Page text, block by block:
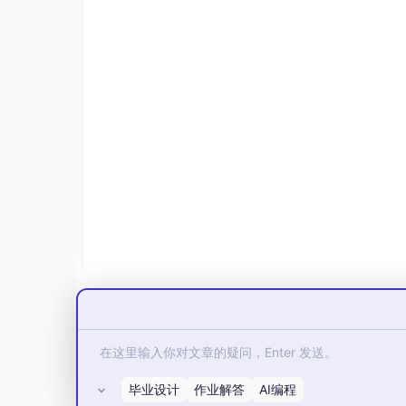
毕业设计 作业解答 AI编程